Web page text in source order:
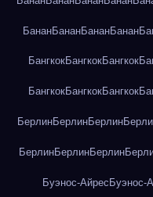
БананБананБананБанан
БангкокБангкокБангкок
БангкокБангкокБангкок
БерлинБерлинБерлин
БерлинБерлинБерлин
Буэнос-АйресБуэнос-